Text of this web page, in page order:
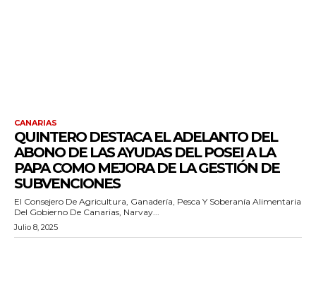
CANARIAS
QUINTERO DESTACA EL ADELANTO DEL
ABONO DE LAS AYUDAS DEL POSEI A LA
PAPA COMO MEJORA DE LA GESTIÓN DE
SUBVENCIONES
El Consejero De Agricultura, Ganadería, Pesca Y Soberanía Alimentaria
Del Gobierno De Canarias, Narvay...
Julio 8, 2025